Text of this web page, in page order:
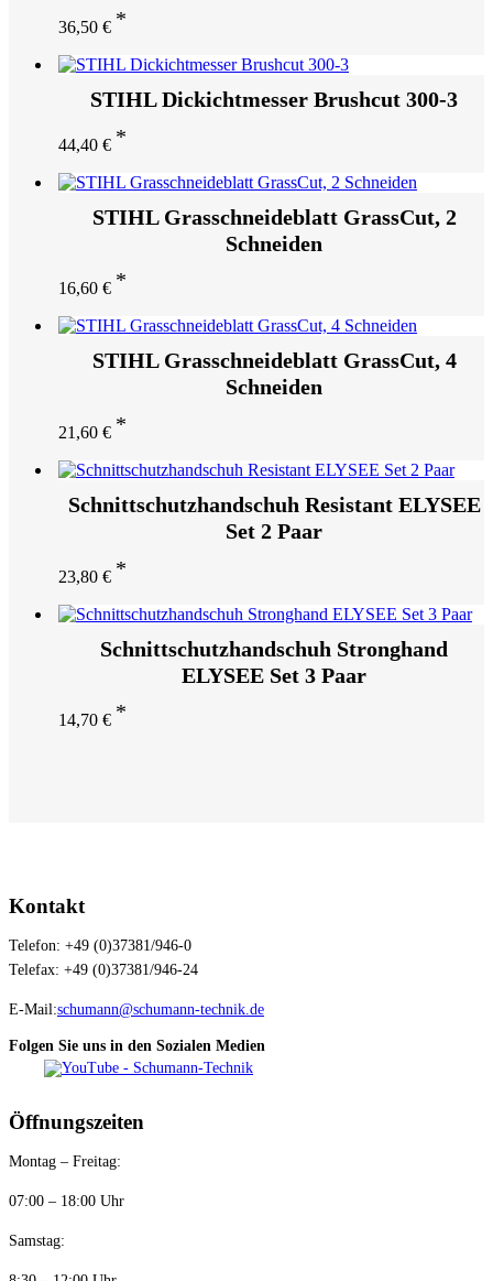
36,50 €
STIHL Dickichtmesser Brushcut 300-3
44,40 €
STIHL Grasschneideblatt GrassCut, 2
Schneiden
16,60 €
STIHL Grasschneideblatt GrassCut, 4
Schneiden
21,60 €
Schnittschutzhandschuh Resistant ELYSEE
Set 2 Paar
23,80 €
Schnittschutzhandschuh Stronghand
ELYSEE Set 3 Paar
14,70 €
Kontakt
Telefon: +49 (0)37381/946-0
Telefax: +49 (0)37381/946-24
E-Mail:schumann@schumann-technik.de
Folgen Sie uns in den Sozialen Medien
Öffnungszeiten
Montag – Freitag:
07:00 – 18:00 Uhr
Samstag: